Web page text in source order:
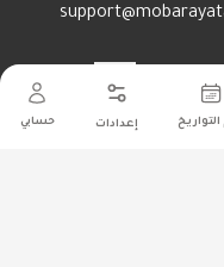
إعدادات حسابي